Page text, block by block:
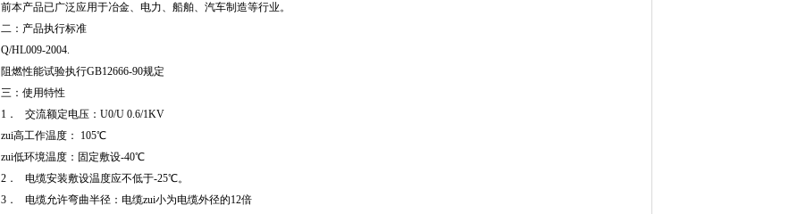
前本产品已广泛应用于冶金、电力、船舶、汽车制造等行业。
二： 产品执行标准
Q/HL009-2004.
阻燃性能试验执行GB12666-90规定
三： 使用特性
1． 交流额定电压：U0/U 0.6/1KV
zui高工作温度： 105℃
zui低环境温度：固定敷设-40℃
2． 电缆安装敷设温度应不低于-25℃。
3． 电缆允许弯曲半径：电缆zui小为电缆外径的12倍